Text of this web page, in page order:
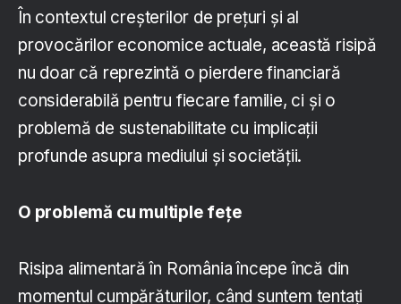
În contextul creșterilor de prețuri și al
provocărilor economice actuale, această risipă
nu doar că reprezintă o pierdere financiară
considerabilă pentru fiecare familie, ci și o
problemă de sustenabilitate cu implicații
profunde asupra mediului și societății.
O problemă cu multiple fețe
Risipa alimentară în România începe încă din
momentul cumpărăturilor, când suntem tentați